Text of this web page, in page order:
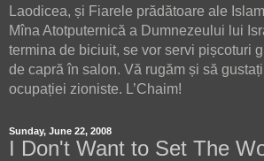
Laodicea, și Fiarele prădătoare ale
Mîna Atotputernică a Dumnezeului lui
termina de biciuit, se vor servi pișcoturi
de capră în salon. Vă rugăm și să
ocupației zioniste. L’Chaim!
Sunday, June 22, 2008
I Don't Want to Set The